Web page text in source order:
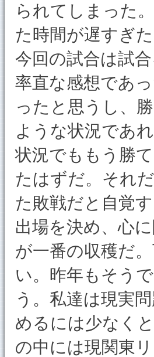
られてしまった
た時間が遅すぎた
今回の試合は試
率直な感想であ
ったと思うし、
ような状況であ
状況でももう勝
たはずだ。それ
た敗戦だと自覚
出場を決め、心
が一番の収穫だ
い。昨年もそう
う。私達は現実
めるには少なく
の中には現関東